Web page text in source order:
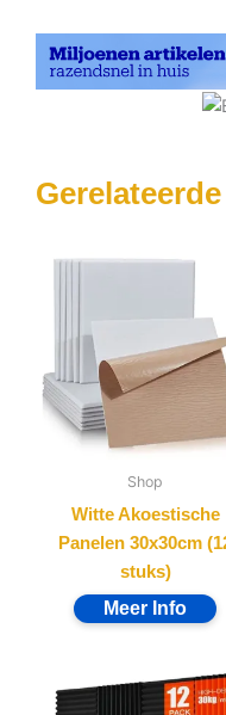
Shop
Witte Akoestische
Panelen 30x30cm
stuks)